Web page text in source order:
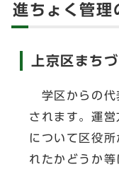
進ちょく管理
上京区まち
学区からの代
されます。運
について区役
れたかどうか